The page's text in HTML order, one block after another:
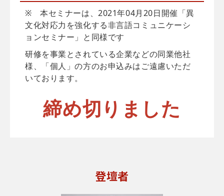
※ 本セミナーは、2021年04月20日開催「異
文化対応力を強化する非言語コミュニケーシ
ョンセミナー」と同様です
研修を事業とされている企業などの同業他社
様、「個人」の方のお申込みはご遠慮いただ
いております。
締め切りました
登壇者